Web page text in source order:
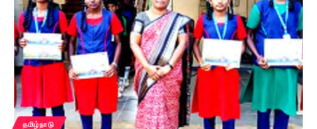
தமிழ்நாடு